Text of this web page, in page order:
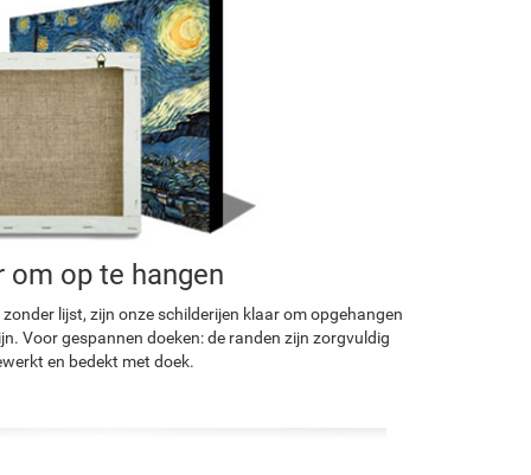
om op te hangen
lijst, zijn onze schilderijen klaar om opgehangen
Voor gespannen doeken: de randen zijn zorgvuldig
en bedekt met doek.